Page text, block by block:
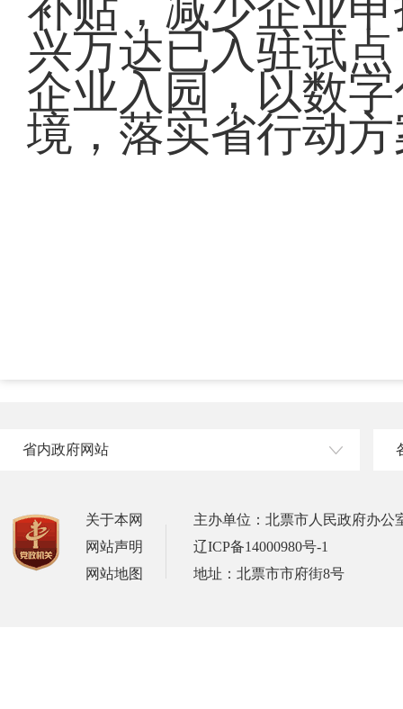
兴万达已入驻试
企业入园，以数
境，落实省行动
省内政府网站
关于本网
网站声明
网站地图
主办单位：北票市人民政府办公
辽ICP备14000980号-1
地址：北票市市府街8号